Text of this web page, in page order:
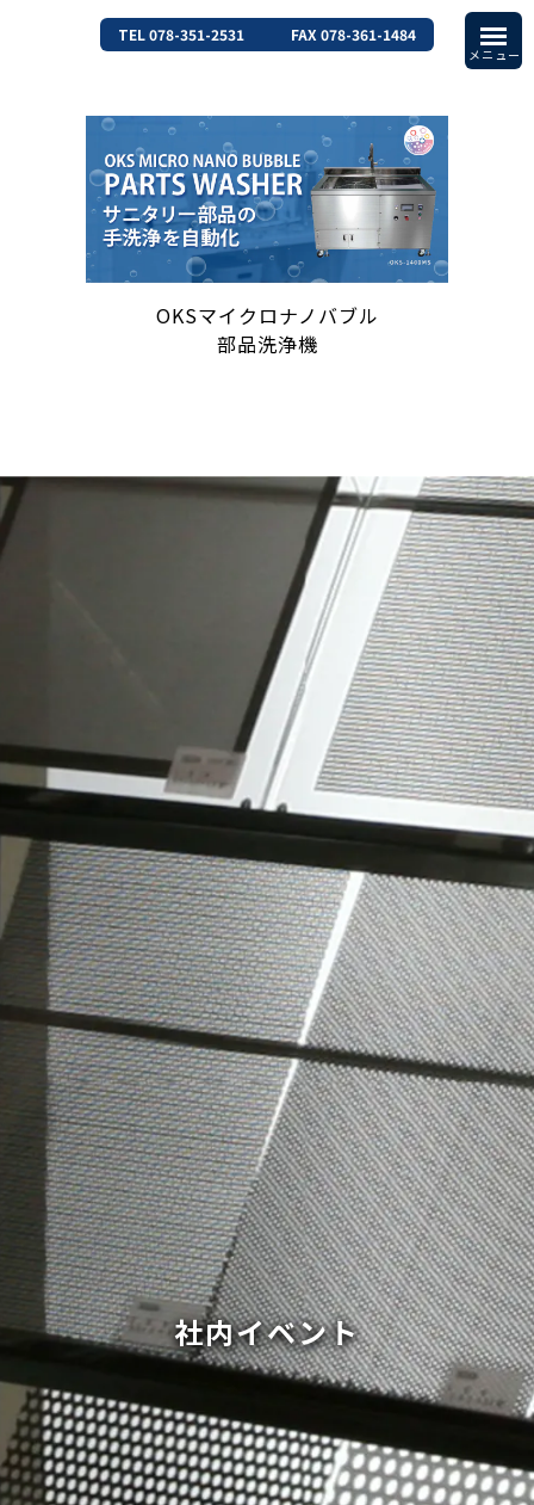
TEL 078-351-2531 FAX 078-361-1484
OKSマイクロナノバブル
部品洗浄機
社内イベント